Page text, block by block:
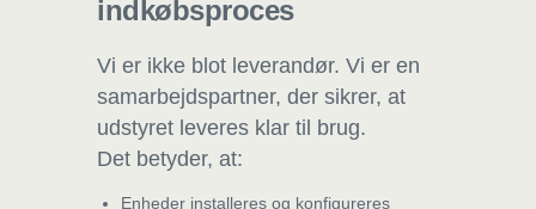
indkøbsproces
Vi er ikke blot leverandør. Vi er en
samarbejdspartner, der sikrer, at
udstyret leveres klar til brug.
Det betyder, at:
Enheder installeres og konfigureres